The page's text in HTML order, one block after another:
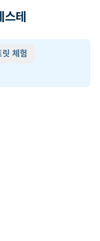
스테
릿 체험